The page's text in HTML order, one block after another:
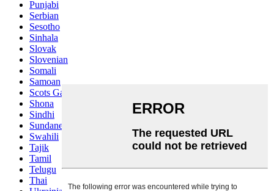
Punjabi
Serbian
Sesotho
Sinhala
Slovak
Slovenian
Somali
Samoan
Scots Gaelic
Shona
Sindhi
Sundanese
Swahili
Tajik
Tamil
Telugu
Thai